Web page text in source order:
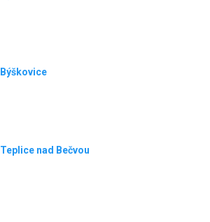
Býškovice
Teplice nad Bečvou